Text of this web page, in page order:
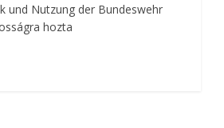
und Nutzung der Bundeswehr
hozta